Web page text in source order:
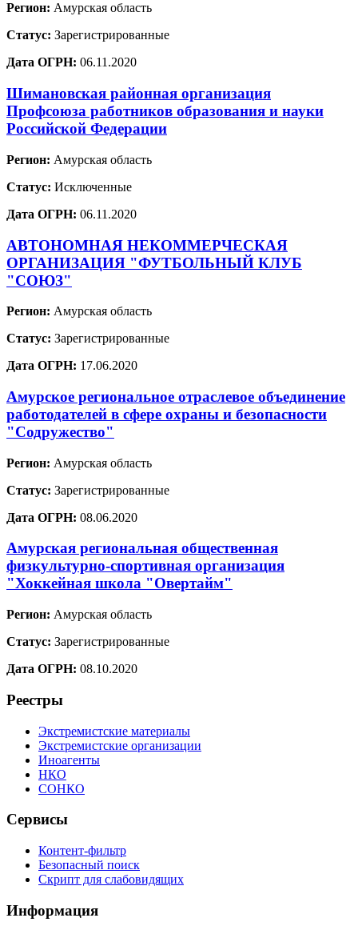
Регион: Амурская область
Статус: Зарегистрированные
Дата ОГРН: 06.11.2020
Шимановская районная организация
Профсоюза работников образования и науки
Российской Федерации
Регион: Амурская область
Статус: Исключенные
Дата ОГРН: 06.11.2020
АВТОНОМНАЯ НЕКОММЕРЧЕСКАЯ
ОРГАНИЗАЦИЯ "ФУТБОЛЬНЫЙ КЛУБ
"СОЮЗ"
Регион: Амурская область
Статус: Зарегистрированные
Дата ОГРН: 17.06.2020
Амурское региональное отраслевое объединение
работодателей в сфере охраны и безопасности
"Содружество"
Регион: Амурская область
Статус: Зарегистрированные
Дата ОГРН: 08.06.2020
Амурская региональная общественная
физкультурно-спортивная организация
"Хоккейная школа "Овертайм"
Регион: Амурская область
Статус: Зарегистрированные
Дата ОГРН: 08.10.2020
Реестры
Экстремистские материалы
Экстремистские организации
Иноагенты
НКО
СОНКО
Сервисы
Контент-фильтр
Безопасный поиск
Скрипт для слабовидящих
Информация